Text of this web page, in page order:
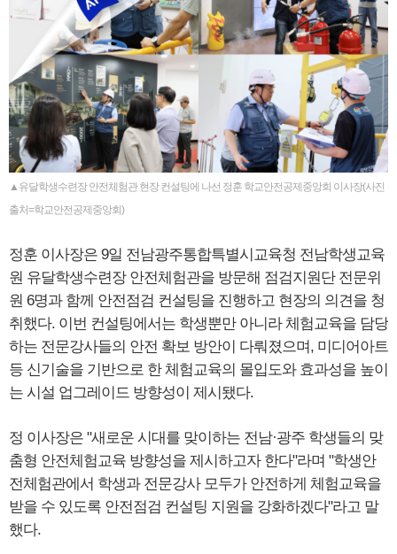
▲유달학생수련장 안전체험관 현장 컨설팅에 나선 정훈 학교안전공제중앙회 이사장(사진
출처=학교안전공제중앙회)
정훈 이사장은 9일 전남광주통합특별시교육청 전남학생교육
원 유달학생수련장 안전체험관을 방문해 점검지원단 전문위
원 6명과 함께 안전점검 컨설팅을 진행하고 현장의 의견을 청
취했다. 이번 컨설팅에서는 학생뿐만 아니라 체험교육을 담당
하는 전문강사들의 안전 확보 방안이 다뤄졌으며, 미디어아트
등 신기술을 기반으로 한 체험교육의 몰입도와 효과성을 높이
는 시설 업그레이드 방향성이 제시됐다.
정 이사장은 "새로운 시대를 맞이하는 전남·광주 학생들의 맞
춤형 안전체험교육 방향성을 제시하고자 한다"라며 "학생안
전체험관에서 학생과 전문강사 모두가 안전하게 체험교육을
받을 수 있도록 안전점검 컨설팅 지원을 강화하겠다"라고 말
했다.